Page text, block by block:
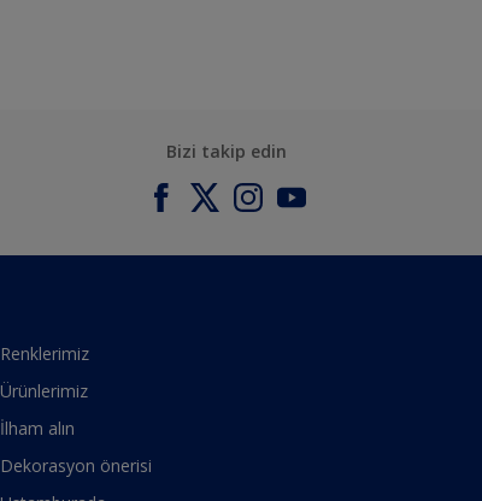
Bizi takip edin
Renklerimiz
Ürünlerimiz
İlham alın
Dekorasyon önerisi